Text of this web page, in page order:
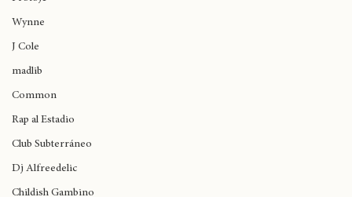
Protoje
Wynne
J Cole
madlib
Common
Rap al Estadio
Club Subterráneo
Dj Alfreedelic